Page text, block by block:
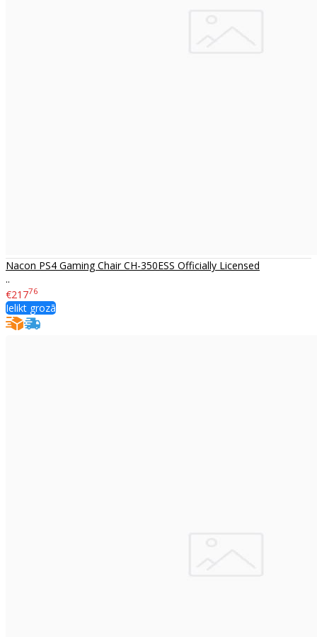
Nacon PS4 Gaming Chair CH-350ESS Officially Licensed
..
€21776
Ielikt grozā